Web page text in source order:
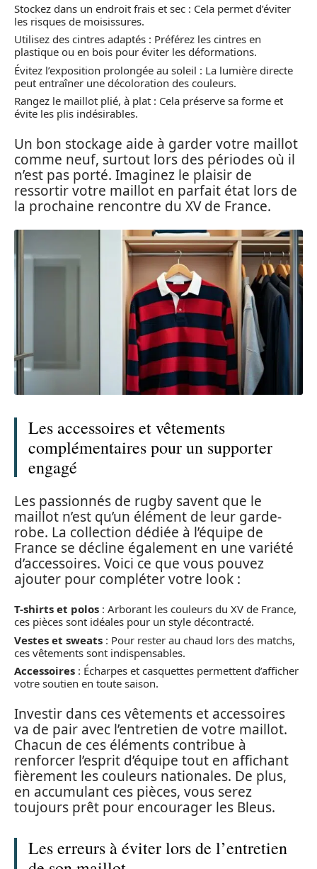
Stockez dans un endroit frais et sec : Cela permet d’éviter
les risques de moisissures.
Utilisez des cintres adaptés : Préférez les cintres en
plastique ou en bois pour éviter les déformations.
Évitez l’exposition prolongée au soleil : La lumière directe
peut entraîner une décoloration des couleurs.
Rangez le maillot plié, à plat : Cela préserve sa forme et
évite les plis indésirables.
Un bon stockage aide à garder votre maillot
comme neuf, surtout lors des périodes où il
n’est pas porté. Imaginez le plaisir de
ressortir votre maillot en parfait état lors de
la prochaine rencontre du XV de France.
Les accessoires et vêtements
complémentaires pour un supporter
engagé
Les passionnés de rugby savent que le
maillot n’est qu’un élément de leur garde-
robe. La collection dédiée à l’équipe de
France se décline également en une variété
d’accessoires. Voici ce que vous pouvez
ajouter pour compléter votre look :
T-shirts et polos : Arborant les couleurs du XV de France,
ces pièces sont idéales pour un style décontracté.
Vestes et sweats : Pour rester au chaud lors des matchs,
ces vêtements sont indispensables.
Accessoires : Écharpes et casquettes permettent d’afficher
votre soutien en toute saison.
Investir dans ces vêtements et accessoires
va de pair avec l’entretien de votre maillot.
Chacun de ces éléments contribue à
renforcer l’esprit d’équipe tout en affichant
fièrement les couleurs nationales. De plus,
en accumulant ces pièces, vous serez
toujours prêt pour encourager les Bleus.
Les erreurs à éviter lors de l’entretien